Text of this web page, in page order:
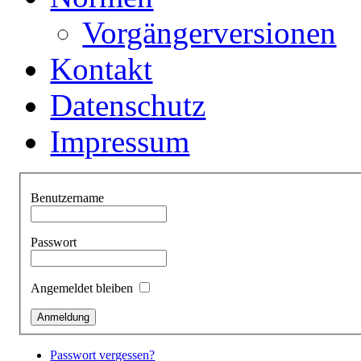
Vorgängerversionen
Kontakt
Datenschutz
Impressum
Benutzername
Passwort
Angemeldet bleiben
Passwort vergessen?